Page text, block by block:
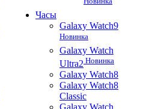
Часы
Galaxy Watch9
Новинка
Galaxy Watch
Ultra2 Новинка
Galaxy Watch8
Galaxy Watch8
Classic
Galaxy Watch